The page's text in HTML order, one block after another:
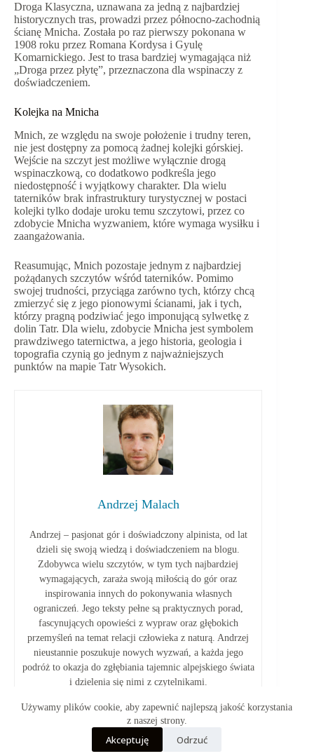
Używamy plików cookie, aby zapewnić najlepszą jakość korzystania
z naszej strony.
Akceptuję Odrzuć
Droga Klasyczna, uznawana za jedną z najbardziej
historycznych tras, prowadzi przez północno-zachodnią
ścianę Mnicha. Została po raz pierwszy pokonana w
1908 roku przez Romana Kordysa i Gyulę
Komarnickiego. Jest to trasa bardziej wymagająca niż
„Droga przez płytę”, przeznaczona dla wspinaczy z
doświadczeniem.
Kolejka na Mnicha
Mnich, ze względu na swoje położenie i trudny teren,
nie jest dostępny za pomocą żadnej kolejki górskiej.
Wejście na szczyt jest możliwe wyłącznie drogą
wspinaczkową, co dodatkowo podkreśla jego
niedostępność i wyjątkowy charakter. Dla wielu
taterników brak infrastruktury turystycznej w postaci
kolejki tylko dodaje uroku temu szczytowi, przez co
zdobycie Mnicha wyzwaniem, które wymaga wysiłku i
zaangażowania.
Reasumując, Mnich pozostaje jednym z najbardziej
pożądanych szczytów wśród taterników. Pomimo
swojej trudności, przyciąga zarówno tych, którzy chcą
zmierzyć się z jego pionowymi ścianami, jak i tych,
którzy pragną podziwiać jego imponującą sylwetkę z
dolin Tatr. Dla wielu, zdobycie Mnicha jest symbolem
prawdziwego taternictwa, a jego historia, geologia i
topografia czynią go jednym z najważniejszych
punktów na mapie Tatr Wysokich.
Andrzej Malach
Andrzej – pasjonat gór i doświadczony alpinista, od lat
dzieli się swoją wiedzą i doświadczeniem na blogu.
Zdobywca wielu szczytów, w tym tych najbardziej
wymagających, zaraża swoją miłością do gór oraz
inspirowania innych do pokonywania własnych
ograniczeń. Jego teksty pełne są praktycznych porad,
fascynujących opowieści z wypraw oraz głębokich
przemyśleń na temat relacji człowieka z naturą. Andrzej
nieustannie poszukuje nowych wyzwań, a każda jego
podróż to okazja do zgłębiania tajemnic alpejskiego świata
i dzielenia się nimi z czytelnikami.